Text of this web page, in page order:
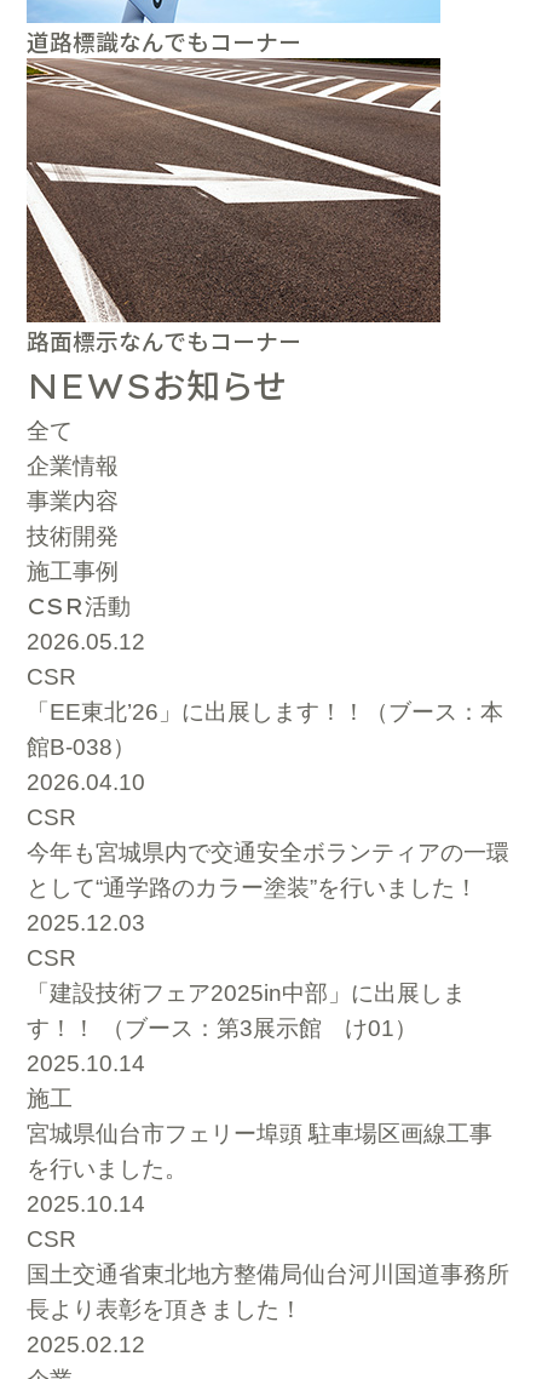
道路標識なんでもコーナー
路面標示なんでもコーナー
NEWSお知らせ
全て
企業情報
事業内容
技術開発
施工事例
CSR活動
2026.05.12
CSR
「EE東北’26」に出展します！！（ブース：本
館B-038）
2026.04.10
CSR
今年も宮城県内で交通安全ボランティアの一環
として“通学路のカラー塗装”を行いました！
2025.12.03
CSR
「建設技術フェア2025in中部」に出展しま
す！！ （ブース：第3展示館 け01）
2025.10.14
施工
宮城県仙台市フェリー埠頭 駐車場区画線工事
を行いました。
2025.10.14
CSR
国土交通省東北地方整備局仙台河川国道事務所
長より表彰を頂きました！
2025.02.12